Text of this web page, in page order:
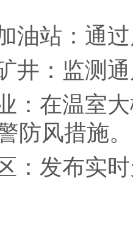
油站：通
井：监测
：在温室
防风措施。
：发布实